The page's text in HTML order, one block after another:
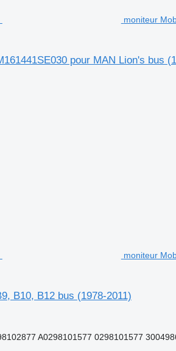
moniteur
pour MAN Lion's bus
moniteur
B10, B12 bus (1978-2011)
A0298101577 0298101577